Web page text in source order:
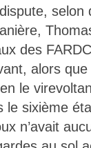
des
alors
le
le sixième
n’avait